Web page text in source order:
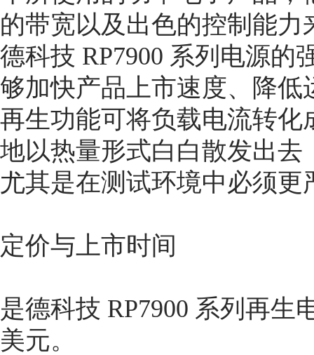
的带宽以及出色的控制能
德科技 RP7900 系列电源
够加快产品上市速度、降
再生功能可将负载电流转
地以热量形式白白散发出
尤其是在测试环境中必须更
定价与上市时间
是德科技 RP7900 系列再生
美元。